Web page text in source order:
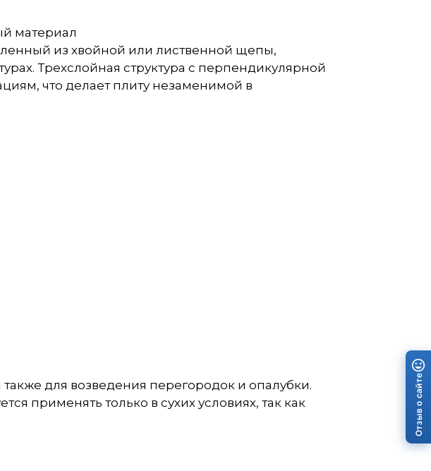
материал
из хвойной или лиственной щепы,
Трехслойная структура с перпендикулярной
что делает плиту незаменимой в
для возведения перегородок и опалубки.
применять только в сухих условиях, так как
Отзыв о сайте